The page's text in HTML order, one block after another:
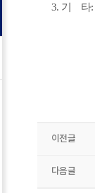
3. 기 타:
이전글
다음글